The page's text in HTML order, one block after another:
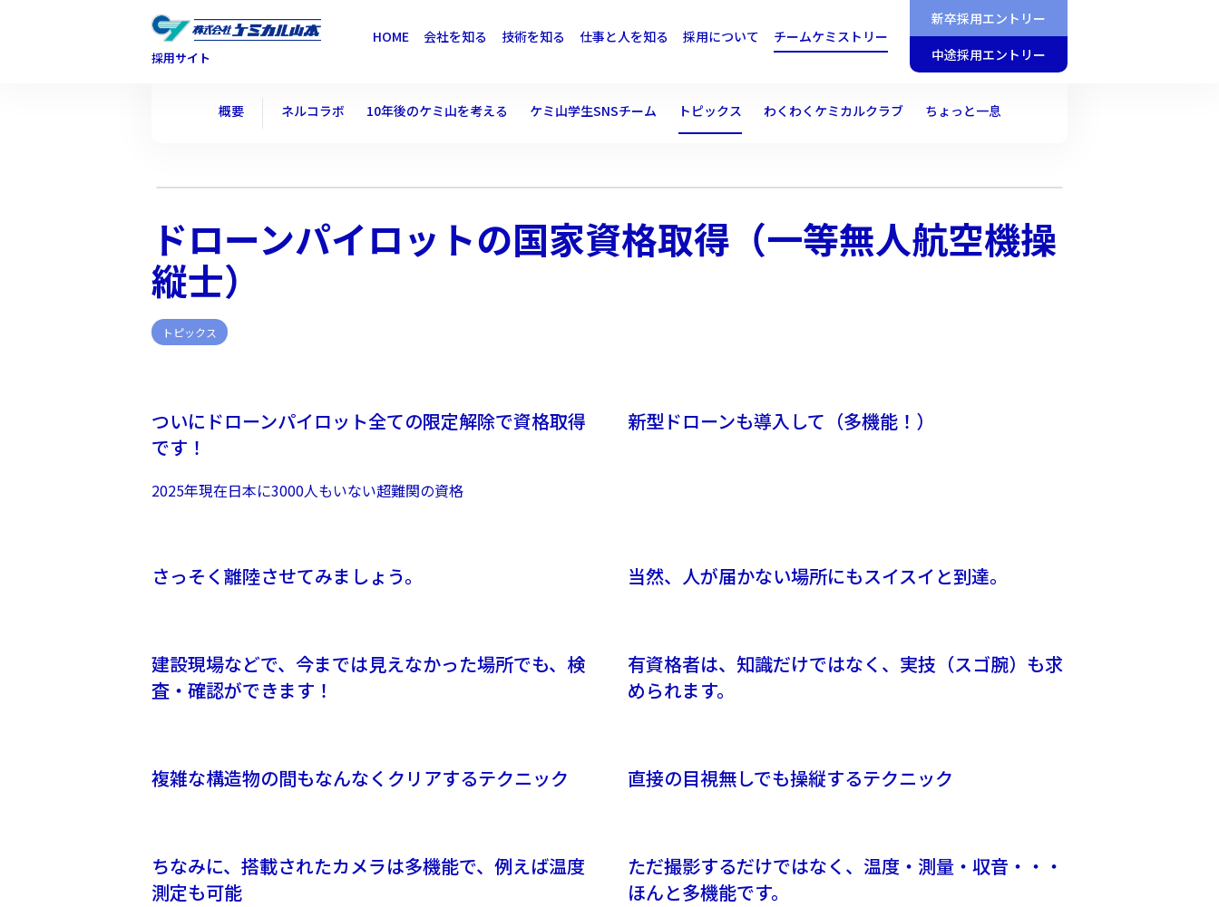
採用サイト
HOME 会社を知る 技術を知る 仕事と人を知る 採用について チームケミストリー
新卒採用エントリー
中途採用エントリー
概要 ネルコラボ 10年後のケミ山を考える ケミ山学生SNSチーム トピックス わくわくケミカルクラブ ちょっと一息
ドローンパイロットの国家資格取得（一等無人航空機操
縦士）
トピックス
ついにドローンパイロット全ての限定解除で資格取得
です！
2025年現在日本に3000人もいない超難関の資格
新型ドローンも導入して（多機能！）
さっそく離陸させてみましょう。 当然、人が届かない場所にもスイスイと到達。
建設現場などで、今までは見えなかった場所でも、検
査・確認ができます！
有資格者は、知識だけではなく、実技（スゴ腕）も求
められます。
複雑な構造物の間もなんなくクリアするテクニック 直接の目視無しでも操縦するテクニック
ちなみに、搭載されたカメラは多機能で、例えば温度
測定も可能
ただ撮影するだけではなく、温度・測量・収音・・・
ほんと多機能です。